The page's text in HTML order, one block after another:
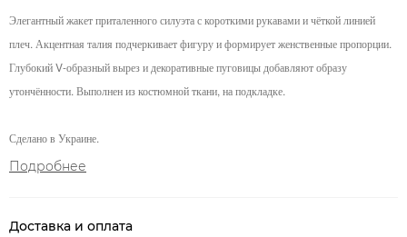
Элегантный жакет приталенного силуэта с короткими рукавами и чёткой линией
плеч. Акцентная талия подчеркивает фигуру и формирует женственные пропорции.
Глубокий V-образный вырез и декоративные пуговицы добавляют образу
утончённости. Выполнен из костюмной ткани, на подкладке.
Сделано в Украине.
Подробнее
Доставка и оплата